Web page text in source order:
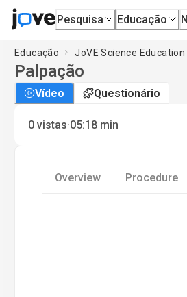
Pesquisa Educação
Educação JoVE Science Education
Palpação
Vídeo Questionário
0 vistas·05:18 min
Overview Procedure